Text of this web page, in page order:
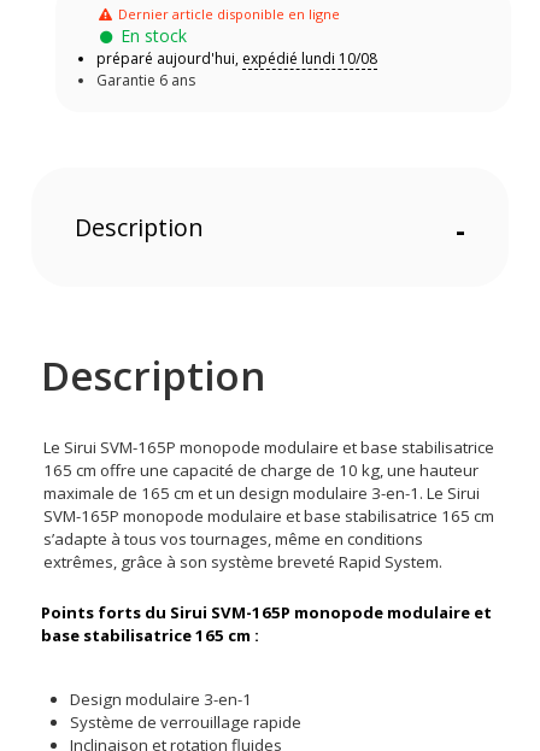
Dernier article disponible en ligne
En stock
préparé aujourd'hui, expédié lundi 10/08
Garantie 6 ans
Description -
Description
Le Sirui SVM-165P monopode modulaire et base stabilisatrice
165 cm offre une capacité de charge de 10 kg, une hauteur
maximale de 165 cm et un design modulaire 3-en-1. Le Sirui
SVM-165P monopode modulaire et base stabilisatrice 165 cm
s’adapte à tous vos tournages, même en conditions
extrêmes, grâce à son système breveté Rapid System.
Points forts du Sirui SVM-165P monopode modulaire et
base stabilisatrice 165 cm :
Design modulaire 3-en-1
Système de verrouillage rapide
Inclinaison et rotation fluides